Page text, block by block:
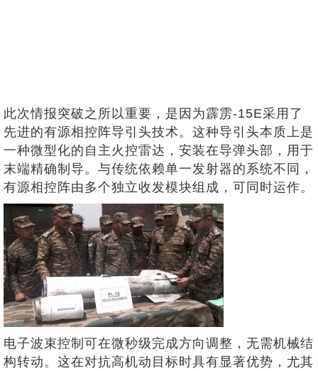
此次情报突破之所以重要，是因为霹雳-15E采用了
先进的有源相控阵导引头技术。这种导引头本质上是
一种微型化的自主火控雷达，安装在导弹头部，用于
末端精确制导。与传统依赖单一发射器的系统不同，
有源相控阵由多个独立收发模块组成，可同时运作。
电子波束控制可在微秒级完成方向调整，无需机械结
构转动。这在对抗高机动目标时具有显著优势，尤其